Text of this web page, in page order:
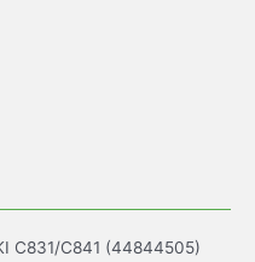
C831/C841 (44844505)